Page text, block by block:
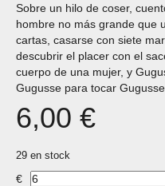
Sobre un hilo de coser,
hombre no más grande que
cartas, casarse con siete
descubrir el placer con el
cuerpo de una mujer, y
Gugusse para tocar
6,00 €
29 en stock
€